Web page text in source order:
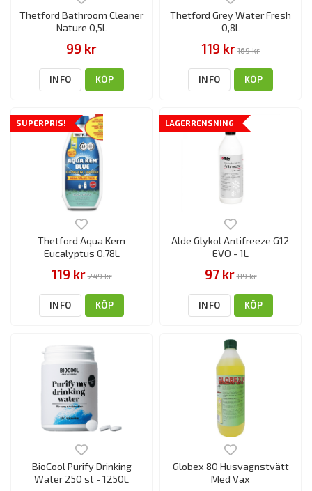
Thetford Bathroom Cleaner
Nature 0,5L
99 kr
INFO KÖP
Thetford Grey Water Fresh
0,8L
119 kr 169 kr
INFO KÖP
SUPERPRIS!
Thetford Aqua Kem
Eucalyptus 0,78L
119 kr 249 kr
INFO KÖP
LAGERRENSNING
Alde Glykol Antifreeze G12
EVO - 1L
97 kr 119 kr
INFO KÖP
BioCool Purify Drinking
Water 250 st - 1250L
Globex 80 Husvagnstvätt
Med Vax